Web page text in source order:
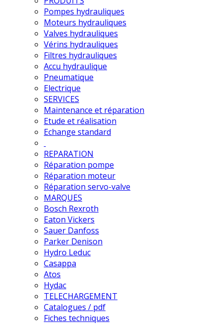
Pompes hydrauliques
Moteurs hydrauliques
Valves hydrauliques
Vérins hydrauliques
Filtres hydrauliques
Accu hydraulique
Pneumatique
Electrique
SERVICES
Maintenance et réparation
Etude et réalisation
Echange standard
REPARATION
Réparation pompe
Réparation moteur
Réparation servo-valve
MARQUES
Bosch Rexroth
Eaton Vickers
Sauer Danfoss
Parker Denison
Hydro Leduc
Casappa
Atos
Hydac
TELECHARGEMENT
Catalogues / pdf
Fiches techniques